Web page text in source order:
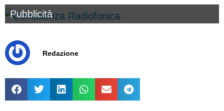
Pubblicità
Redazione